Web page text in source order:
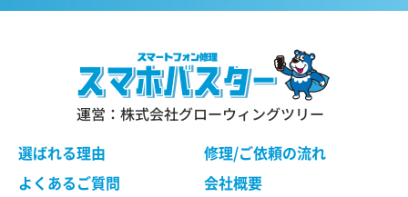
識別情報などの履歴情報および特性情報を、ユ
はページを閲覧する際に収集します。
第３条（個人情報を収集・利用する目的）
当社が個人情報を収集・利用する目的は、以下の
とおりです。
の製品・異機種を含みます）（以下「交換品」と
言います）と修理依頼品との交換をもって、本サ
ービスの提供とさせていただく場合がございま
す。交換品との交換にご同意いただけない場合
として取り扱わせていただきます。
運営：株式会社グローウィングツリー
選ばれる理由
修理/ご依頼の流れ
よくあるご質問
会社概要